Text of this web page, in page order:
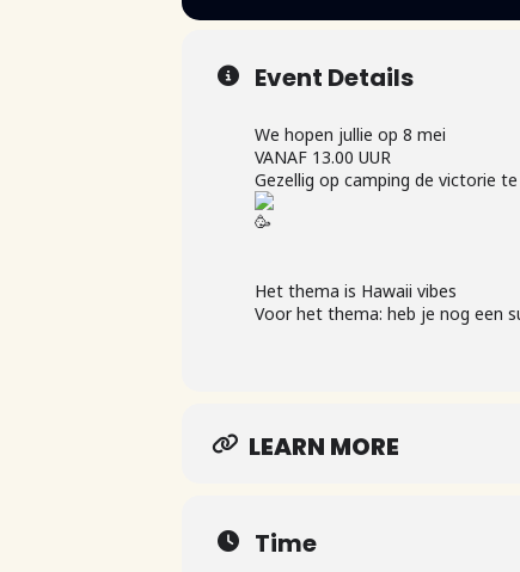
Event Details
We hopen jullie op 8 mei
VANAF 13.00 UUR
Gezellig op camping de victorie
Het thema is Hawaii vibes
Voor het thema: heb je nog een
LEARN MORE
Time